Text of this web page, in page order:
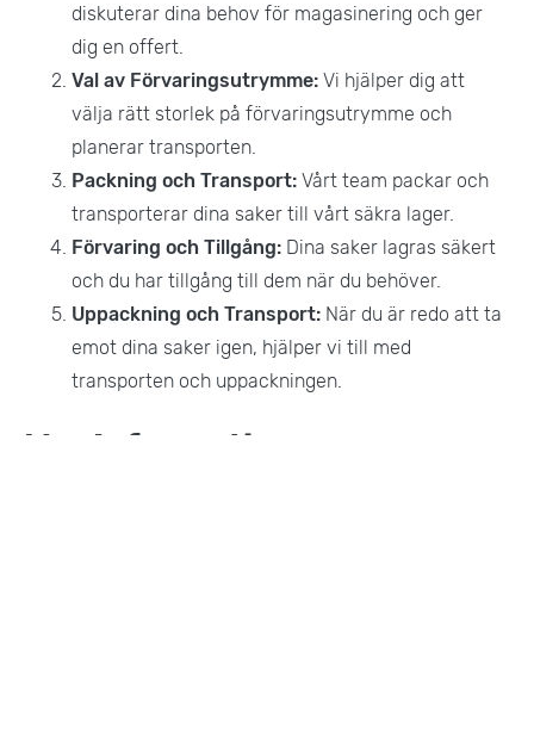
diskuterar dina behov för magasinering och ger
dig en offert.
Val av Förvaringsutrymme: Vi hjälper dig att
välja rätt storlek på förvaringsutrymme och
planerar transporten.
Packning och Transport: Vårt team packar och
transporterar dina saker till vårt säkra lager.
Förvaring och Tillgång: Dina saker lagras säkert
och du har tillgång till dem när du behöver.
Uppackning och Transport: När du är redo att ta
emot dina saker igen, hjälper vi till med
transporten och uppackningen.
Mer Information